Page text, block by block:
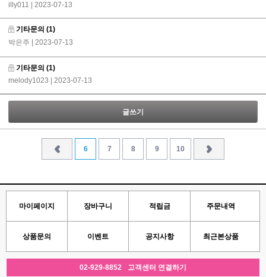
illy011
| 2023-07-13
기타문의 (1)
박은주
| 2023-07-13
기타문의 (1)
melody1023
| 2023-07-13
글쓰기
6 7 8 9 10
마이페이지 장바구니 적립금 주문내역
상품문의 이벤트 공지사항 최근본상품
02-929-8852 고객센터 연결하기